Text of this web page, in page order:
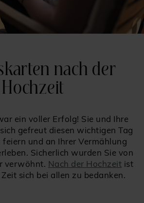
nach der
Hochzeit
ein voller Erfolg! Sie und Ihre
gefreut diesen wichtigen Tag
feiern und an Ihrer Vermählung
Sicherlich wurden Sie von
verwöhnt. Nach der Hochzeit ist
sich bei allen zu bedanken.